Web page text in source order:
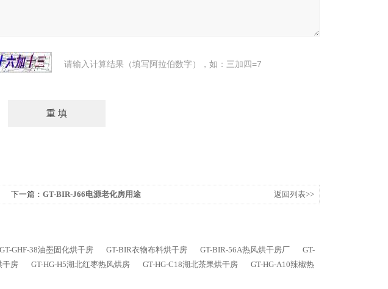
请输入计算结果（填写阿拉伯数字），如：三加四=7
下一篇： GT-BIR-J66电源老化房用途 返回列表>>
GT-GHF-38油墨固化烘干房 GT-BIR衣物布料烘干房 GT-BIR-56A热风烘干房厂
GT-
干房 GT-HG-H5湖北红枣热风烘房 GT-HG-C18湖北茶果烘干房
GT-HG-A10辣椒热